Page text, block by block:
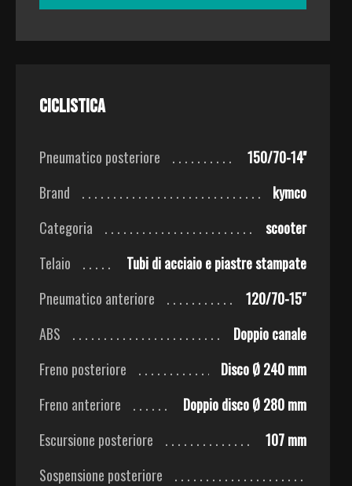
Ciclistica
Pneumatico posteriore
150/70-14''
Brand
kymco
Categoria
scooter
Telaio
Tubi di acciaio e piastre stampate
Pneumatico anteriore
120/70-15″
ABS
Doppio canale
Freno posteriore
Disco Ø 240 mm
Freno anteriore
Doppio disco Ø 280 mm
Escursione posteriore
107 mm
Sospensione posteriore